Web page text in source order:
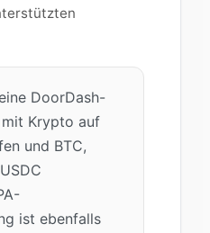
DoorDash-
Krypto auf
und BTC,
ist ebenfalls